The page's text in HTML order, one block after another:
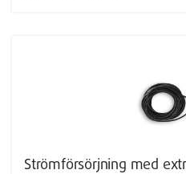
Strömförsörjning med